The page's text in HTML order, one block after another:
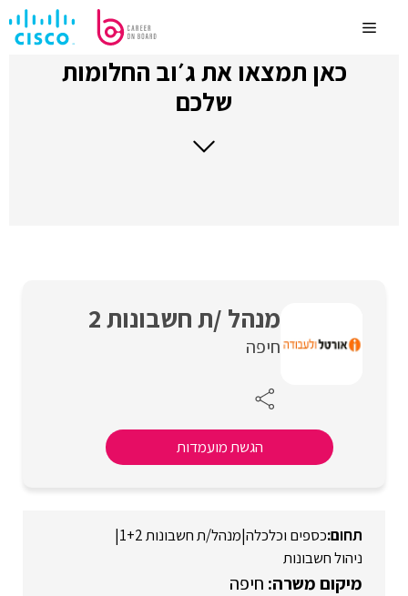
לתוכןMenu
כאן תמצאו את ג׳וב החלומות
שלכם
מנהל /ת חשבונות 2
חיפה
הגשת מועמדות
כספים וכלכלה|מנהל/ת חשבונות 1+2
|
ניהול חשבונות
חיפה